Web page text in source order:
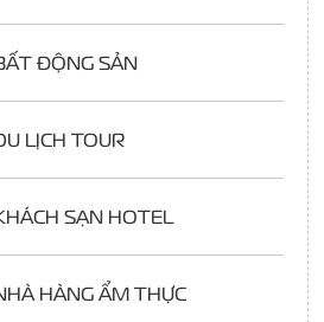
ĐỘNG SẢN
LỊCH TOUR
SẠN HOTEL
HÀNG ẨM THỰC